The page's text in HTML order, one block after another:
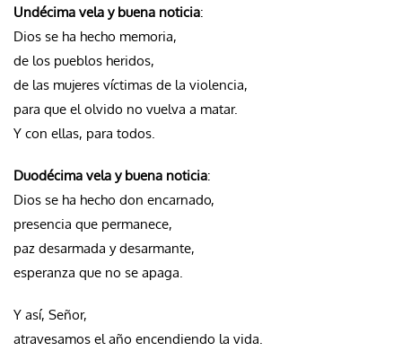
Undécima vela y buena noticia:
Dios se ha hecho memoria,
de los pueblos heridos,
de las mujeres víctimas de la violencia,
para que el olvido no vuelva a matar.
Y con ellas, para todos.
Duodécima vela y buena noticia:
Dios se ha hecho don encarnado,
presencia que permanece,
paz desarmada y desarmante,
esperanza que no se apaga.
Y así, Señor,
atravesamos el año encendiendo la vida.